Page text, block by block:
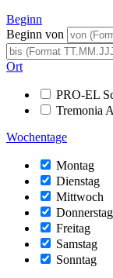
Beginn
Beginn von
Ort
PRO-EL
Tremonia
Wochentage
Montag
Dienstag
Mittwoch
Donnerstag
Freitag
Samstag
Sonntag